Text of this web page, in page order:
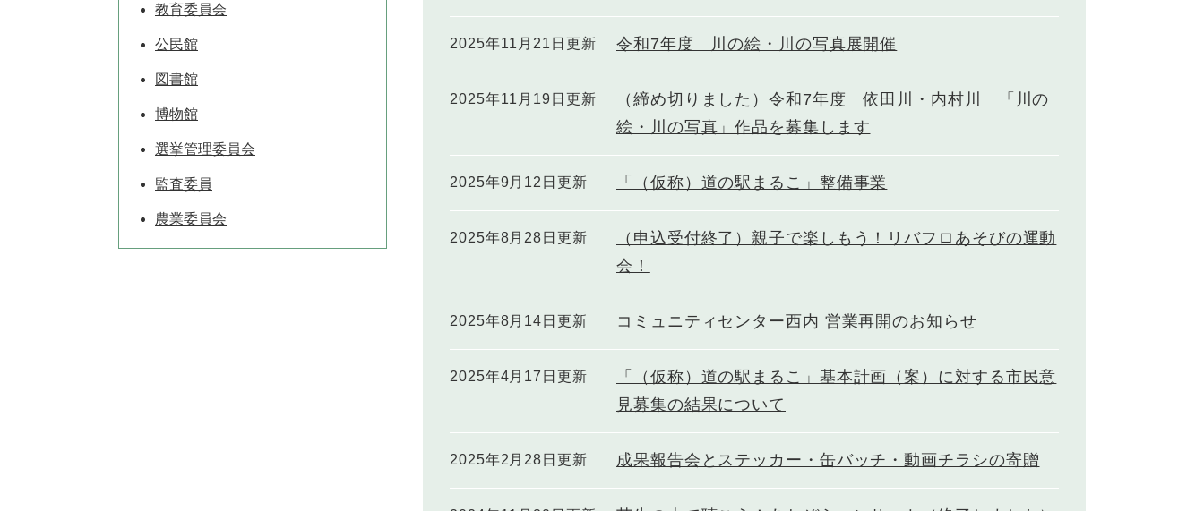
2025年11月21日更新 令和7年度 川の絵・川の写真展開催
2025年11月19日更新
（締め切りました）令和7年度 依田川・内村川 「川の
絵・川の写真」作品を募集します
2025年9月12日更新 「（仮称）道の駅まるこ」整備事業
2025年8月28日更新
（申込受付終了）親子で楽しもう！リバフロあそびの運動
会！
2025年8月14日更新 コミュニティセンター西内 営業再開のお知らせ
2025年4月17日更新
「（仮称）道の駅まるこ」基本計画（案）に対する市民意
見募集の結果について
2025年2月28日更新 成果報告会とステッカー・缶バッチ・動画チラシの寄贈
教育委員会
公民館
図書館
博物館
選挙管理委員会
監査委員
農業委員会